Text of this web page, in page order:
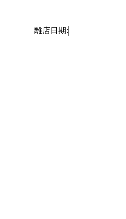
離店日期: